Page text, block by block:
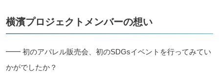
横濱プロジェクトメンバーの想い
━━ 初のアパレル販売会、初のSDGsイベントを行ってみてい
かがでしたか？